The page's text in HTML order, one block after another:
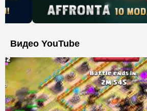
Видео YouTube